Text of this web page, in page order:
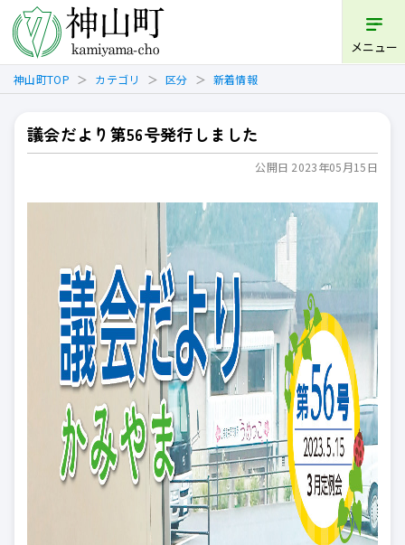
メニュー
神山町TOP カテゴリ 区分 新着情報
議会だより第56号発行しました
公開日 2023年05月15日